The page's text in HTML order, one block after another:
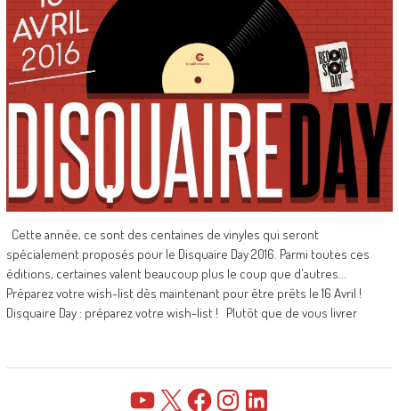
Cette année, ce sont des centaines de vinyles qui seront
spécialement proposés pour le Disquaire Day 2016. Parmi toutes ces
éditions, certaines valent beaucoup plus le coup que d'autres...
Préparez votre wish-list dès maintenant pour être prêts le 16 Avril !
Disquaire Day : préparez votre wish-list ! Plutôt que de vous livrer
YouTube FacebookInstagramLinkedIn